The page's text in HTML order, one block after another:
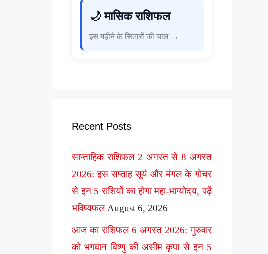
🌙 मासिक राशिफल
इस महीने के सितारों की चाल →
Recent Posts
साप्ताहिक राशिफल 2 अगस्त से 8 अगस्त
2026: इस सप्ताह सूर्य और मंगल के गोचर
से इन 5 राशियों का होगा महा-भाग्योदय, पढ़ें
भविष्यफल August 6, 2026
आज का राशिफल 6 अगस्त 2026: गुरुवार
को भगवान विष्णु की असीम कृपा से इन 5